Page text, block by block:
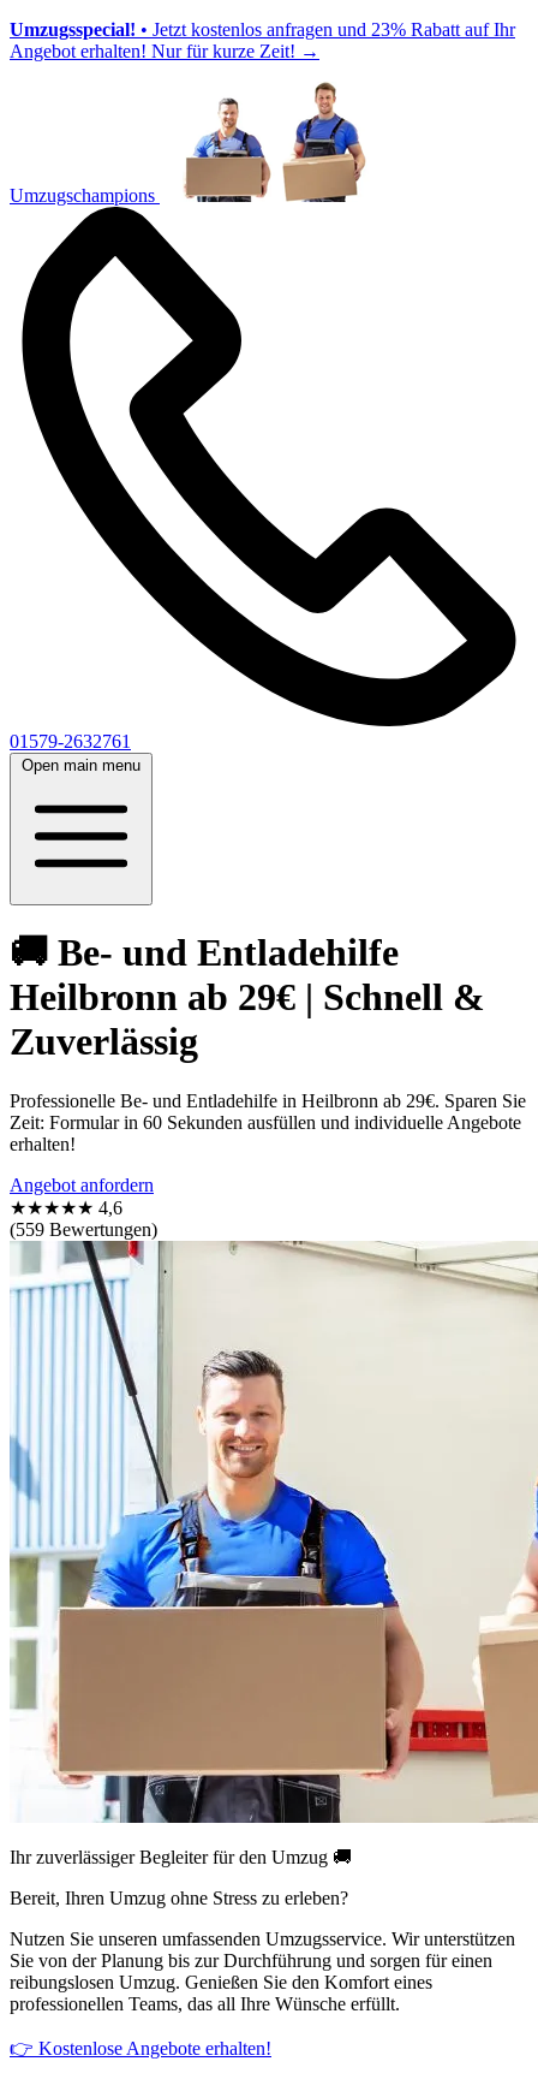
Umzugsspecial! • Jetzt kostenlos anfragen und 23% Rabatt auf Ihr
Angebot erhalten! Nur für kurze Zeit! →
Umzugschampions
01579-2632761
Open main menu
🚚 Be- und Entladehilfe
Heilbronn ab 29€ | Schnell &
Zuverlässig
Professionelle Be- und Entladehilfe in Heilbronn ab 29€. Sparen Sie
Zeit: Formular in 60 Sekunden ausfüllen und individuelle Angebote
erhalten!
Angebot anfordern
★★★★★ 4,6
(559 Bewertungen)
Ihr zuverlässiger Begleiter für den Umzug 🚚
Bereit, Ihren Umzug ohne Stress zu erleben?
Nutzen Sie unseren umfassenden Umzugsservice. Wir unterstützen
Sie von der Planung bis zur Durchführung und sorgen für einen
reibungslosen Umzug. Genießen Sie den Komfort eines
professionellen Teams, das all Ihre Wünsche erfüllt.
👉 Kostenlose Angebote erhalten!